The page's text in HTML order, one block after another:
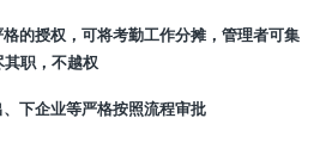
的授权，可将考勤工作分摊，管理者可集
职，不越权
下企业等严格按照流程审批